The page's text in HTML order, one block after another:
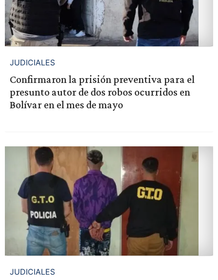
JUDICIALES
Confirmaron la prisión preventiva para el
presunto autor de dos robos ocurridos en
Bolívar en el mes de mayo
JUDICIALES